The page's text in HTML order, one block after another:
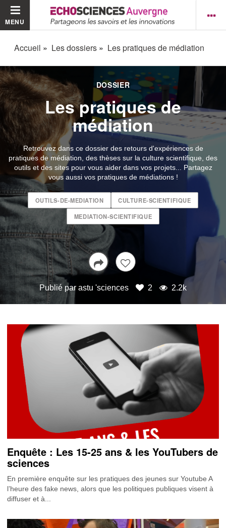
MENU
Accueil Les dossiers Les pratiques de médiation
DOSSIER
Les pratiques de
médiation
Retrouvez dans ce dossier des retours d'expériences de
pratiques de médiation, des thèses sur la culture scientifique, des
outils et des sites pour vous aider dans vos projets... Partagez
vous aussi vos pratiques de médiations !
OUTILS-DE-MEDIATION CULTURE-SCIENTIFIQUE
MEDIATION-SCIENTIFIQUE
Publié par astu 'sciences 2 2.2k
Enquête : Les 15-25 ans & les YouTubers de
sciences
En première enquête sur les pratiques des jeunes sur Youtube A
l’heure des fake news, alors que les politiques publiques visent à
diffuser et à...